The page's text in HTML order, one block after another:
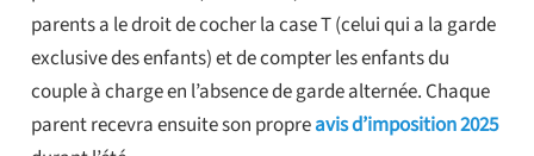
parents a le droit de cocher la case T (celui qui a la garde
exclusive des enfants) et de compter les enfants du
couple à charge en l’absence de garde alternée. Chaque
parent recevra ensuite son propreavis d’imposition 2025